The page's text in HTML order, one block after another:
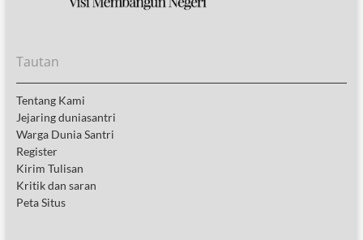
Tautan
Tentang Kami
Jejaring duniasantri
Warga Dunia Santri
Register
Kirim Tulisan
Kritik dan saran
Peta Situs